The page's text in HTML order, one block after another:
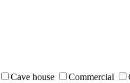
Cave house Commercial